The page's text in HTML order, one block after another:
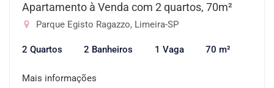
Apartamento à Venda com 2 quartos, 70m²
Parque Egisto Ragazzo, Limeira-SP
2 Quartos 2 Banheiros 1 Vaga 70 m²
Mais informações